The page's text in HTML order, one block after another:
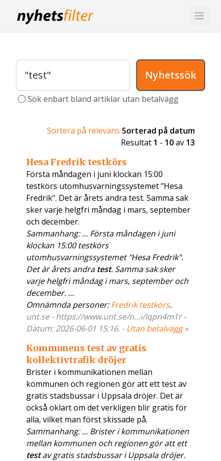
Nyhetssök
Sök enbart bland artiklar utan betalvägg
Sortera på relevans Sorterad på datum
Resultat 1 - 10av 13
Hesa Fredrik testkörs
Första måndagen i juni klockan 15:00
testkörs utomhusvarningssystemet "Hesa
Fredrik". Det är årets andra test. Samma sak
sker varje helgfri måndag i mars, september
och december.
Sammanhang: ... Första måndagen i juni
klockan 15:00 testkörs
utomhusvarningssystemet "Hesa Fredrik".
Det är årets andra test. Samma sak sker
varje helgfri måndag i mars, september och
december. ...
Omnämnda personer:Fredrik testkörs.
unt.se - https://www.unt.se/n...i/lqpn4m1r -
Datum: 2026-06-01 15:16. - Utan betalvägg »
Kommunens test av gratis
kollektivtrafik dröjer
Brister i kommunikationen mellan
kommunen och regionen gör att ett test av
gratis stadsbussar i Uppsala dröjer. Det är
också oklart om det verkligen blir gratis för
alla, vilket man först skissade på.
Sammanhang: ... Brister i kommunikationen
mellan kommunen och regionen gör att ett
testav gratis stadsbussar i Uppsala dröjer.